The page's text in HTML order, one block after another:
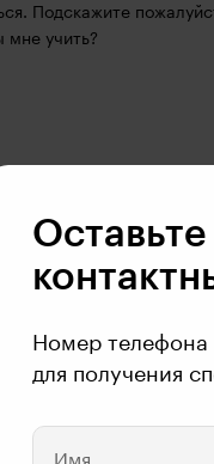
Подскажите
мне учить?
Номер телефона
для получения